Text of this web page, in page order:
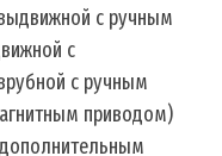
с ручным
с
с ручным
приводом)